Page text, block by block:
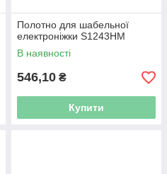
Полотно для шабельної
електроніжки S1243HM
В наявності
546,10 ₴
Купити